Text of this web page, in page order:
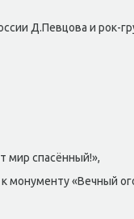
Д.Певцова и роκ-
мир спасённый!»,
монументу «Вечный